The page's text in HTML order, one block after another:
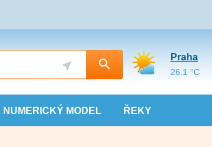
NUMERICKÝ MODEL ŘEKY
Praha
26.1 °C